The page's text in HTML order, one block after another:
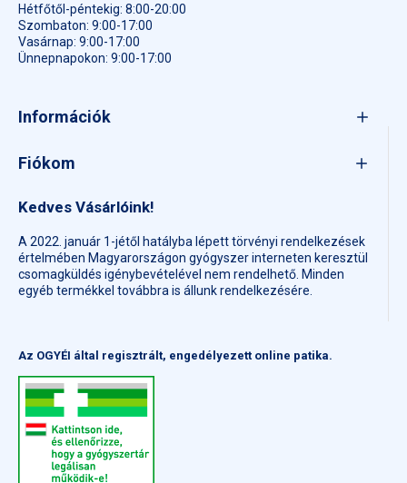
Hétfőtől-péntekig: 8:00-20:00
Szombaton: 9:00-17:00
Vasárnap: 9:00-17:00
Ünnepnapokon: 9:00-17:00
Információk
Fiókom
Kedves Vásárlóink!
A 2022. január 1-jétől hatályba lépett törvényi rendelkezések
értelmében Magyarországon gyógyszer interneten keresztül
csomagküldés igénybevételével nem rendelhető. Minden
egyéb termékkel továbbra is állunk rendelkezésére.
Az OGYÉI által regisztrált, engedélyezett online patika.